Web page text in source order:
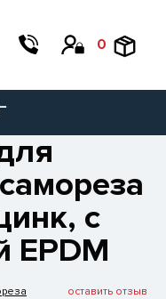
0
с
EPDM
оставить отзыв